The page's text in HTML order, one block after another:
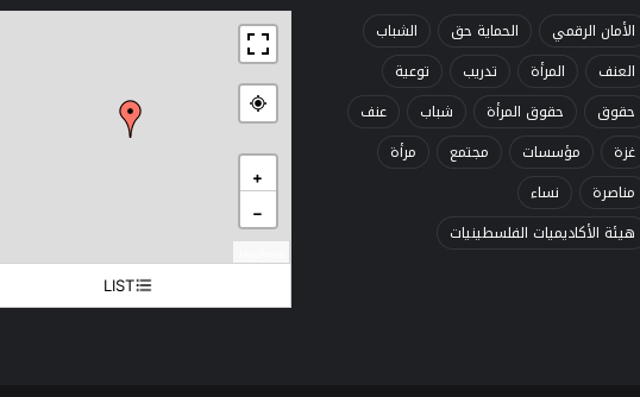
الأمان الرقمي الحماية حق
الشباب
العنف
المرأة تدريب
توعية
حقوق
حقوق المرأة شباب
عنف
غزة
مؤسسات مجتمع
مرأة
مناصرة
نساء
هيئة الأكاديميات الفلسطينيات
+
−
LIST